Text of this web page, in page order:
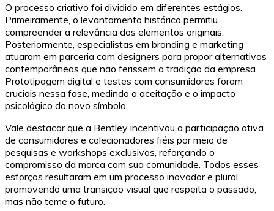
O processo criativo foi dividido em diferentes estágios.
Primeiramente, o levantamento histórico permitiu
compreender a relevância dos elementos originais.
Posteriormente, especialistas em branding e marketing
atuaram em parceria com designers para propor alternativas
contemporâneas que não ferissem a tradição da empresa.
Prototipagem digital e testes com consumidores foram
cruciais nessa fase, medindo a aceitação e o impacto
psicológico do novo símbolo.
Vale destacar que a Bentley incentivou a participação ativa
de consumidores e colecionadores fiéis por meio de
pesquisas e workshops exclusivos, reforçando o
compromisso da marca com sua comunidade. Todos esses
esforços resultaram em um processo inovador e plural,
promovendo uma transição visual que respeita o passado,
mas não teme o futuro.